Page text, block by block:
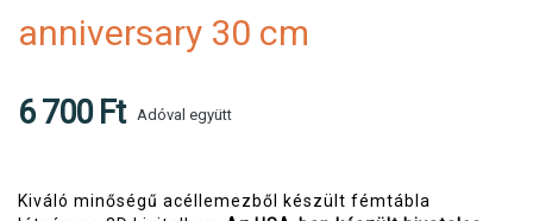
anniversary 30 cm
6 700 Ft Adóval együtt
Kiváló minőségű acéllemezből készült fémtábla